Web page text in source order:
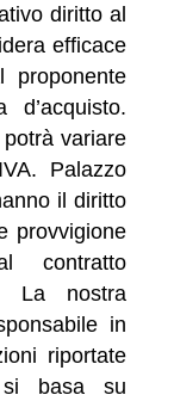
diritto al
efficace
proponente
d’acquisto.
potrà variare
Palazzo
il diritto
provvigione
contratto
La nostra
in
riportate
basa su